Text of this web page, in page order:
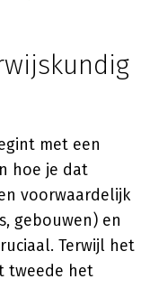
met een
hoe je dat
voorwaardelijk
gebouwen) en
Terwijl het
tweede het